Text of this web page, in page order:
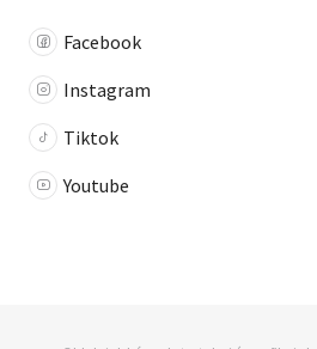
Facebook
Instagram
Tiktok
Youtube